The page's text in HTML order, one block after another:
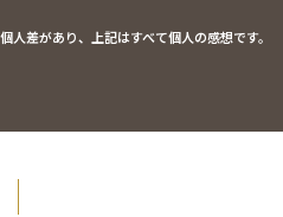
人差があり、上記はすべて個人の感想です。